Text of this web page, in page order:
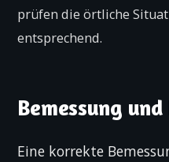
prüfen die örtliche
entsprechend.
Bemessung
Eine korrekte